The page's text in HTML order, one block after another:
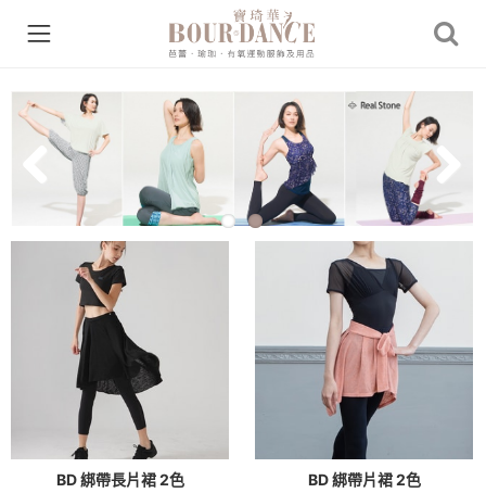
Previous Next
BD 綁帶長片裙 2色
BD 綁帶片裙 2色